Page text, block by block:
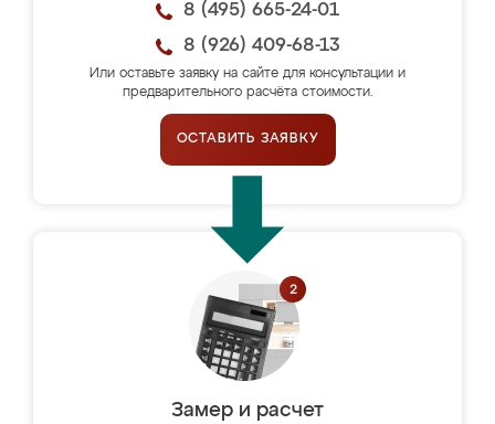
8 (495) 665-24-01
8 (926) 409-68-13
Или оставьте заявку на сайте для консультации и
предварительного расчёта стоимости.
ОСТАВИТЬ ЗАЯВКУ
Замер и расчет